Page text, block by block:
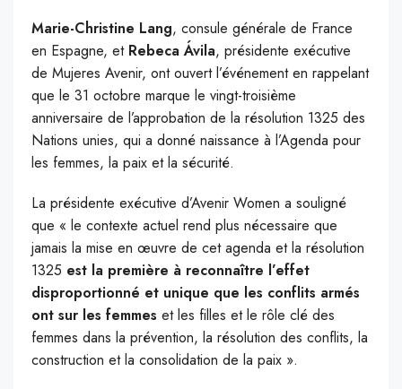
Marie-Christine Lang, consule générale de France
en Espagne, et Rebeca Ávila, présidente exécutive
de Mujeres Avenir, ont ouvert l’événement en rappelant
que le 31 octobre marque le vingt-troisième
anniversaire de l’approbation de la résolution 1325 des
Nations unies, qui a donné naissance à l’Agenda pour
les femmes, la paix et la sécurité.
La présidente exécutive d’Avenir Women a souligné
que « le contexte actuel rend plus nécessaire que
jamais la mise en œuvre de cet agenda et la résolution
1325 est la première à reconnaître l’effet
disproportionné et unique que les conflits armés
ont sur les femmes et les filles et le rôle clé des
femmes dans la prévention, la résolution des conflits, la
construction et la consolidation de la paix ».